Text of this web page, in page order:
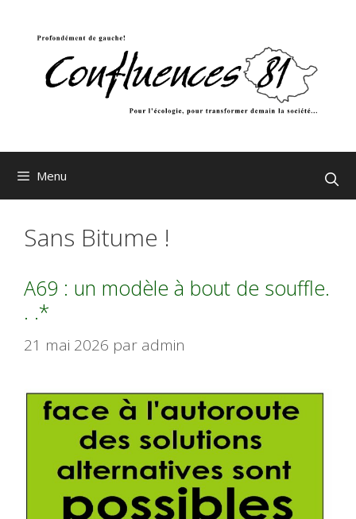
Menu
Sans Bitume !
A69 : un modèle à bout de souffle.
. .*
21 mai 2026 par admin